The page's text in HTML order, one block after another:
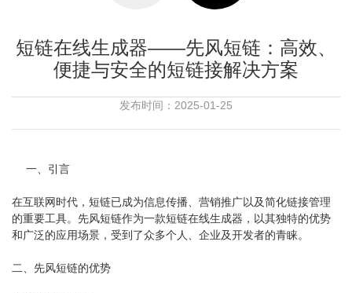
短链在线生成器——先风短链：高效、
便捷与安全的短链接解决方案
发布时间：2025-01-25
一、引言
在互联网时代，短链已成为信息传播、营销推广以及简化链接管理
的重要工具。先风短链作为一款短链在线生成器，以其独特的优势
和广泛的应用场景，受到了众多个人、企业及开发者的青睐。
二、先风短链的优势